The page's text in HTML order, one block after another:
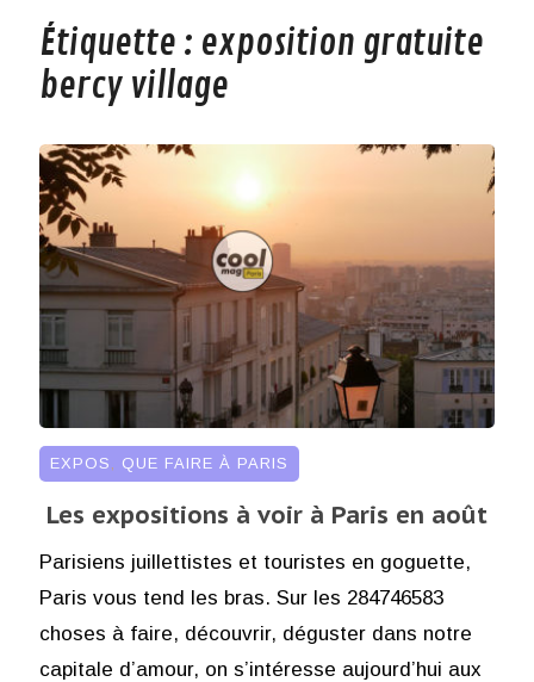
Étiquette : exposition gratuite
bercy village
EXPOS QUE FAIRE À PARIS
Les expositions à voir à Paris en août
Parisiens juillettistes et touristes en goguette,
Paris vous tend les bras. Sur les 284746583
choses à faire, découvrir, déguster dans notre
capitale d’amour, on s’intéresse aujourd’hui aux